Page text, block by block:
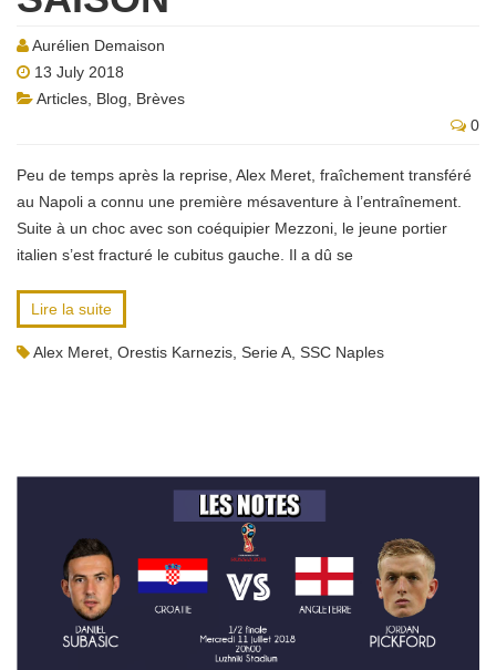
Aurélien Demaison
13 July 2018
Articles Blog
Brèves
0
Peu de temps après la reprise, Alex Meret, fraîchement transféré
au Napoli a connu une première mésaventure à l’entraînement.
Suite à un choc avec son coéquipier Mezzoni, le jeune portier
italien s’est fracturé le cubitus gauche. Il a dû se
Lire la suite
Alex Meret Orestis Karnezis Serie A SSC Naples